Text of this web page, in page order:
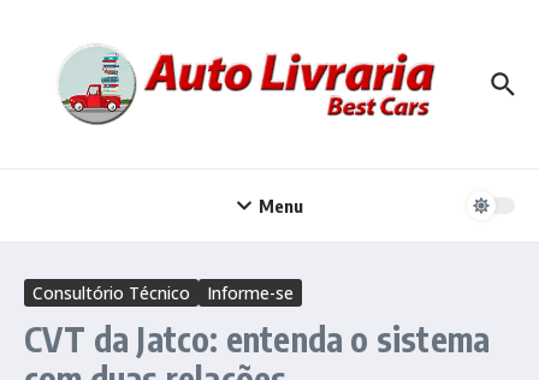
Menu
Consultório Técnico Informe-se
CVT da Jatco: entenda o sistema